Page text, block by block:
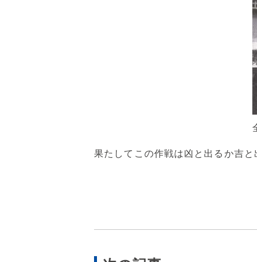
果たしてこの作戦は凶と出るか吉と